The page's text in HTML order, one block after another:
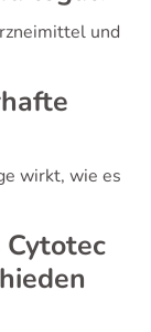
und
wirkt, wie es